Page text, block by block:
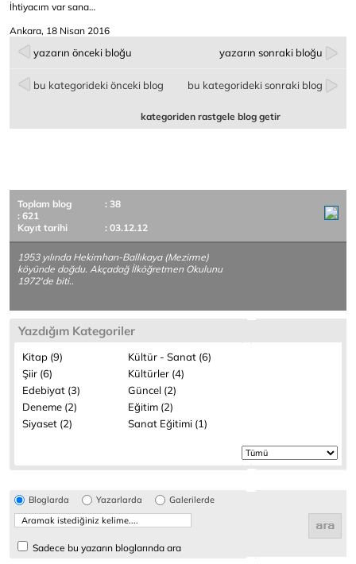
İhtiyacım var sana…
Ankara, 18 Nisan 2016
yazarın önceki bloğu yazarın sonraki bloğu
bu kategorideki önceki blog bu kategorideki sonraki blog
kategoriden rastgele blog getir
Toplam blog
: 38
: 621
Kayıt tarihi
: 03.12.12
1953 yılında Hekimhan-Ballıkaya (Mezirme)
köyünde doğdu. Akçadağ İlköğretmen Okulunu
1972'de biti..
Yazdığım Kategoriler
Kitap (9)
Kültür - Sanat (6)
Şiir (6)
Kültürler (4)
Edebiyat (3)
Güncel (2)
Deneme (2)
Eğitim (2)
Siyaset (2)
Sanat Eğitimi (1)
Bloglarda Yazarlarda Galerilerde
Sadece bu yazarın bloglarında ara